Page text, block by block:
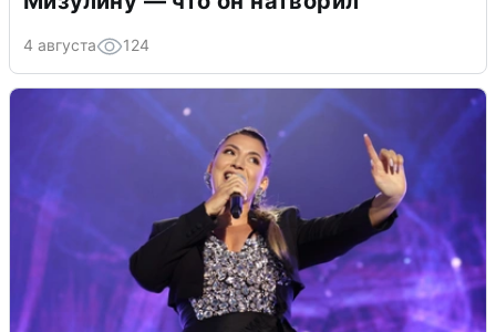
4 августа 124